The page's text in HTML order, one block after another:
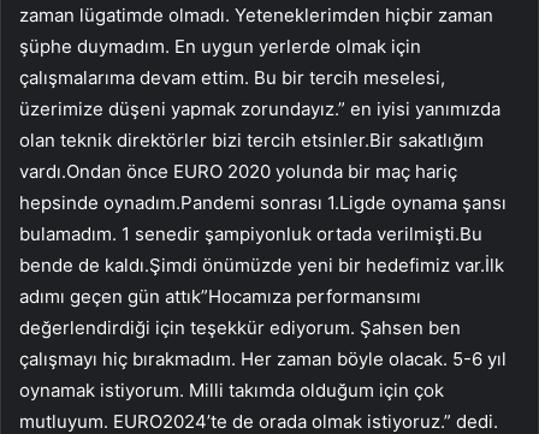
zaman lügatimde olmadı. Yeteneklerimden hiçbir zaman
şüphe duymadım. En uygun yerlerde olmak için
çalışmalarıma devam ettim. Bu bir tercih meselesi,
üzerimize düşeni yapmak zorundayız.” en iyisi yanımızda
olan teknik direktörler bizi tercih etsinler.Bir sakatlığım
vardı.Ondan önce EURO 2020 yolunda bir maç hariç
hepsinde oynadım.Pandemi sonrası 1.Ligde oynama şansı
bulamadım. 1 senedir şampiyonluk ortada verilmişti.Bu
bende de kaldı.Şimdi önümüzde yeni bir hedefimiz var.İlk
adımı geçen gün attık”Hocamıza performansımı
değerlendirdiği için teşekkür ediyorum. Şahsen ben
çalışmayı hiç bırakmadım. Her zaman böyle olacak. 5-6 yıl
oynamak istiyorum. Milli takımda olduğum için çok
mutluyum. EURO2024’te de orada olmak istiyoruz.” dedi.